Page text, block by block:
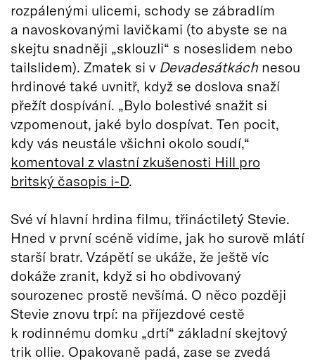
rozpálenými ulicemi, schody se zábradlím
a navoskovanými lavičkami (to abyste se na
skejtu snadněji „sklouzli“ s noseslidem nebo
tailslidem). Zmatek si v Devadesátkách nesou
hrdinové také uvnitř, když se doslova snaží
přežít dospívání. „Bylo bolestivé snažit si
vzpomenout, jaké bylo dospívat. Ten pocit,
kdy vás neustále všichni okolo soudí,“
komentoval z vlastní zkušenosti Hill pro
britský časopis i-D.
Své ví hlavní hrdina filmu, třináctiletý Stevie.
Hned v první scéně vidíme, jak ho surově mlátí
starší bratr. Vzápětí se ukáže, že ještě víc
dokáže zranit, když si ho obdivovaný
sourozenec prostě nevšímá. O něco později
Stevie znovu trpí: na příjezdové cestě
k rodinnému domku „drtí“ základní skejtový
trik ollie. Opakovaně padá, zase se zvedá